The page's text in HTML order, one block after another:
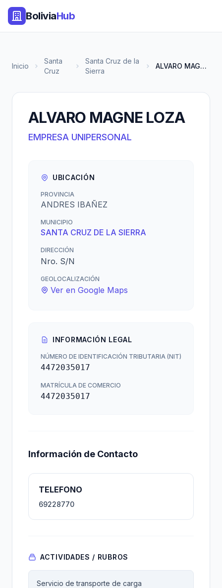
BoliviaHub
Inicio
Santa
Cruz
Santa Cruz de la
Sierra
ALVARO MAGNE LOZA
ALVARO MAGNE LOZA
EMPRESA UNIPERSONAL
UBICACIÓN
PROVINCIA
ANDRES IBAÑEZ
MUNICIPIO
SANTA CRUZ DE LA SIERRA
DIRECCIÓN
Nro. S/N
GEOLOCALIZACIÓN
Ver en Google Maps
INFORMACIÓN LEGAL
NÚMERO DE IDENTIFICACIÓN TRIBUTARIA (NIT)
4472035017
MATRÍCULA DE COMERCIO
4472035017
Información de Contacto
TELEFONO
69228770
ACTIVIDADES / RUBROS
Servicio de transporte de carga